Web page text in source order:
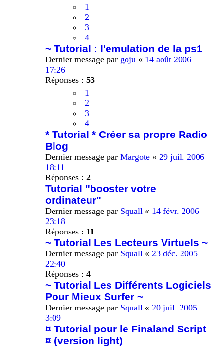
1
2
3
4
~ Tutorial : l'emulation de la ps1
Dernier message par goju « 14 août 2006
17:26
Réponses : 53
1
2
3
4
* Tutorial * Créer sa propre Radio
Blog
Dernier message par Margote « 29 juil. 2006
18:11
Réponses : 2
Tutorial "booster votre
ordinateur"
Dernier message par Squall « 14 févr. 2006
23:18
Réponses : 11
~ Tutorial Les Lecteurs Virtuels ~
Dernier message par Squall « 23 déc. 2005
22:40
Réponses : 4
~ Tutorial Les Différents Logiciels
Pour Mieux Surfer ~
Dernier message par Squall « 20 juil. 2005
3:09
¤ Tutorial pour le Finaland Script
¤ (version light)